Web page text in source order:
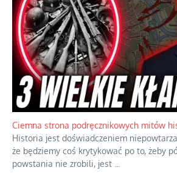
Ciemna strona podręcznikowych mitów
Historia jest doświadczeniem
że będziemy coś krytykować po to, żeby
powstania nie zrobili, jest